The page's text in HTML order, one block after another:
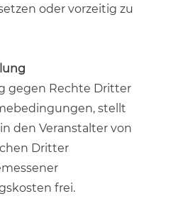
oder vorzeitig zu
gegen Rechte Dritter
stellt
den Veranstalter von
Dritter
frei.